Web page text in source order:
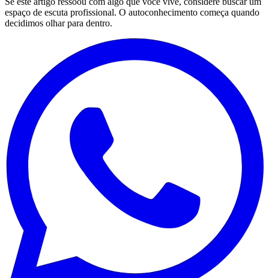
espaço de escuta profissional. O autoconhecimento começa quando
decidimos olhar para dentro.